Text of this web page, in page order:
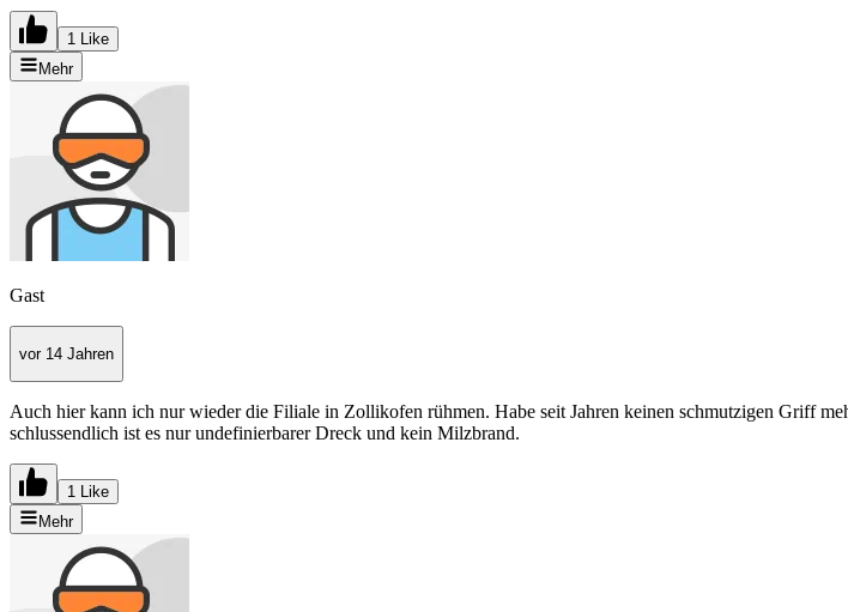
1 Like
Mehr
Gast
vor 14 Jahren
Auch hier kann ich nur wieder die Filiale in Zollikofen rühmen. Habe seit Jahren keinen schmutzigen Griff
schlussendlich ist es nur undefinierbarer Dreck und kein Milzbrand.
1 Like
Mehr